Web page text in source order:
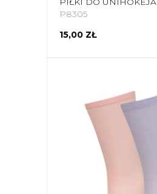
P8305
15,00 ZŁ